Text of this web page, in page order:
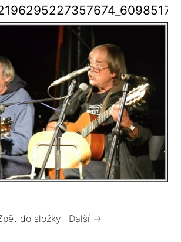
do složky Další →